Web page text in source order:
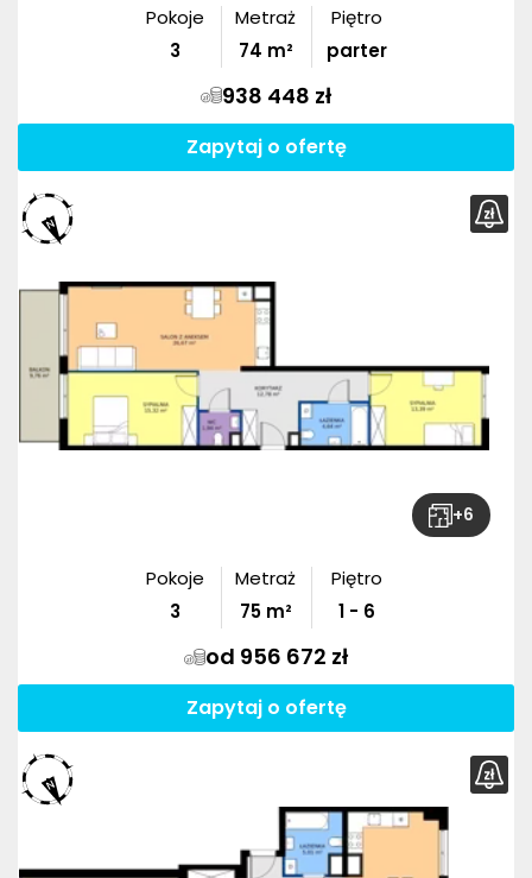
Pokoje
3
Metraż
74 m²
Piętro
parter
938 448 zł
Zapytaj o ofertę
+6
Pokoje
3
Metraż
75m²
Piętro
1 - 6
od 956 672 zł
Zapytaj o ofertę